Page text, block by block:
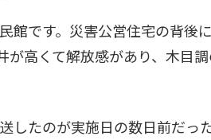
館です。災害公営住宅の背後
が高くて解放感があり、木目
したのが実施日の数日前だっ